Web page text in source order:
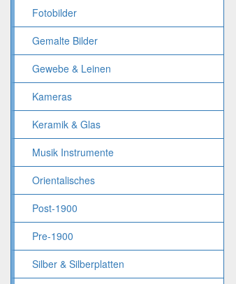
Fotobilder
Gemalte Bilder
Gewebe & Leinen
Kameras
Keramik & Glas
Musik Instrumente
Orientalisches
Post-1900
Pre-1900
Silber & Silberplatten